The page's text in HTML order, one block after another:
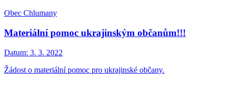
Obec Chlumany
Materiální pomoc ukrajinským občanům!!!
Datum: 3. 3. 2022
Žádost o materiální pomoc pro ukrajinské občany.